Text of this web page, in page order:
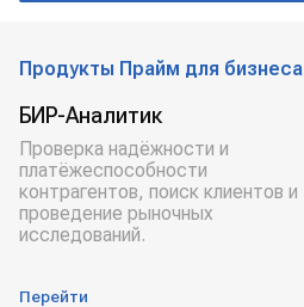
Продукты Прайм для бизнеса
БИР-Аналитик
Проверка надёжности и
платёжеспособности
контрагентов, поиск клиентов и
проведение рыночных
исследований.
Перейти